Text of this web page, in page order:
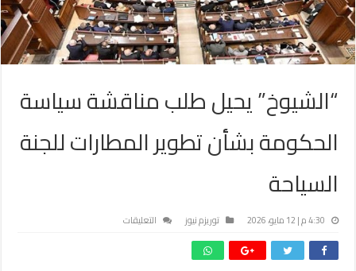
“الشيوخ” يحيل طلب مناقشة سياسة
الحكومة بشأن تطوير المطارات للجنة
السياحة
4:30 م | 12 مايو، 2026 توريزم نيوز التعليقات